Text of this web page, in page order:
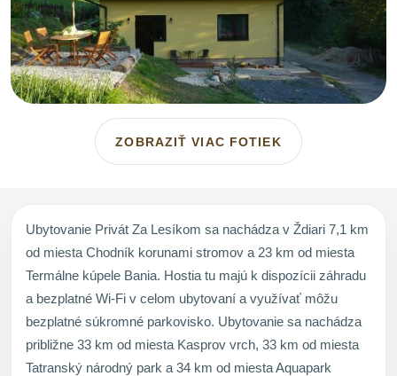
ZOBRAZIŤ VIAC FOTIEK
Ubytovanie Privát Za Lesíkom sa nachádza v Ždiari 7,1 km
od miesta Chodník korunami stromov a 23 km od miesta
Termálne kúpele Bania. Hostia tu majú k dispozícii záhradu
a bezplatné Wi-Fi v celom ubytovaní a využívať môžu
bezplatné súkromné parkovisko. Ubytovanie sa nachádza
približne 33 km od miesta Kasprov vrch, 33 km od miesta
Tatranský národný park a 34 km od miesta Aquapark